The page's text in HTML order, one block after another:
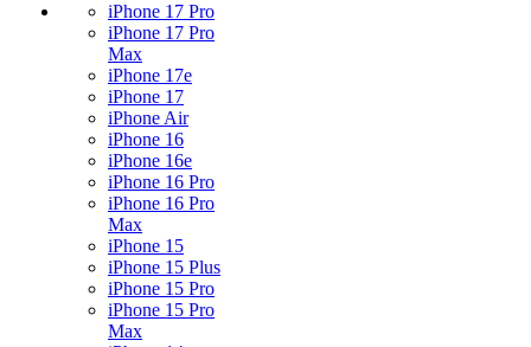
iPhone 17 Pro
iPhone 17 Pro
Max
iPhone 17e
iPhone 17
iPhone Air
iPhone 16
iPhone 16e
iPhone 16 Pro
iPhone 16 Pro
Max
iPhone 15
iPhone 15 Plus
iPhone 15 Pro
iPhone 15 Pro
Max